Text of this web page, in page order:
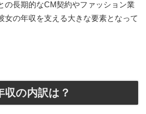
の長期的なCM契約やファッション業
女の年収を支える大きな要素となって
収の内訳は？